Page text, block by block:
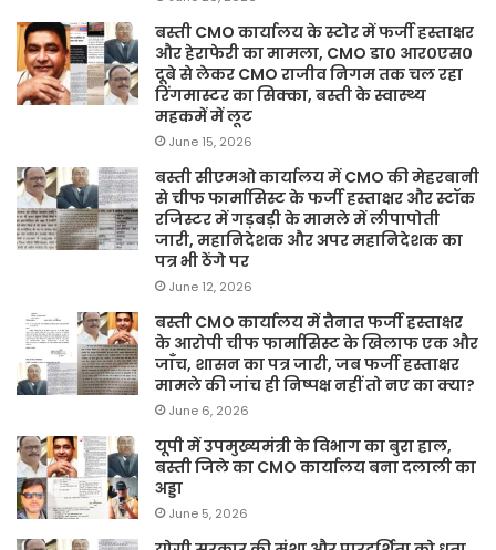
बस्ती CMO कार्यालय के स्टोर में फर्जी हस्ताक्षर
और हेराफेरी का मामला, CMO डा० आर०एस०
दूबे से लेकर CMO राजीव निगम तक चल रहा
रिंगमास्टर का सिक्का, बस्ती के स्वास्थ्य
महकमें में लूट
June 15, 2026
बस्ती सीएमओ कार्यालय में CMO की मेहरबानी
से चीफ फार्मासिस्ट के फर्जी हस्ताक्षर और स्टॉक
रजिस्टर में गड़बड़ी के मामले में लीपापोती
जारी, महानिदेशक और अपर महानिदेशक का
पत्र भी ठेंगे पर
June 12, 2026
बस्ती CMO कार्यालय में तैनात फर्जी हस्ताक्षर
के आरोपी चीफ फार्मासिस्ट के खिलाफ एक और
जाँच, शासन का पत्र जारी, जब फर्जी हस्ताक्षर
मामले की जांच ही निष्पक्ष नहीं तो नए का क्या?
June 6, 2026
यूपी में उपमुख्यमंत्री के विभाग का बुरा हाल,
बस्ती जिले का CMO कार्यालय बना दलाली का
अड्डा
June 5, 2026